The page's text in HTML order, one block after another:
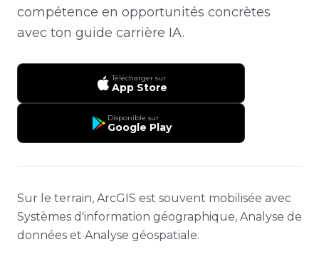
compétence en opportunités concrètes
avec ton guide carrière IA.
Télécharger sur
App Store
Disponible sur
Google Play
Sur le terrain, ArcGIS est souvent mobilisée avec
Systèmes d'information géographique, Analyse de
données et Analyse géospatiale.